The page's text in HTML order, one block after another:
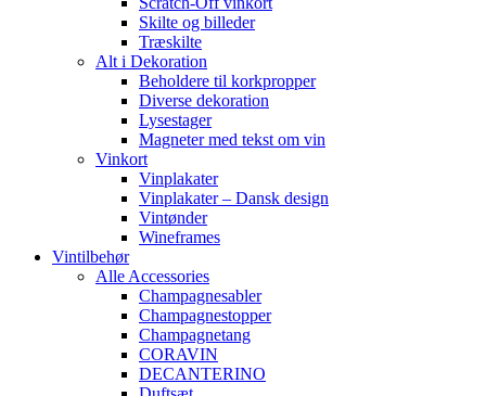
Skilte og billeder
Træskilte
Alt i Dekoration
Beholdere til korkpropper
Diverse dekoration
Lysestager
Magneter med tekst om vin
Vinkort
Vinplakater
Vinplakater – Dansk design
Vintønder
Wineframes
Vintilbehør
Alle Accessories
Champagnesabler
Champagnestopper
Champagnetang
CORAVIN
DECANTERINO